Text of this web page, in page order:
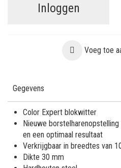
Inloggen
Voeg toe
Gegevens
Color Expert blokwitter
Nieuwe
en een optimaal resultaat
Verkrijgbaar in breedtes van
Dikte 30 mm